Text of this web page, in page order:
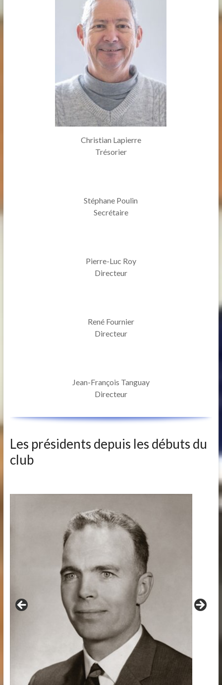
Christian Lapierre
Trésorier
Stéphane Poulin
Secrétaire
Pierre-Luc Roy
Directeur
René Fournier
Directeur
Jean-François Tanguay
Directeur
Les présidents depuis les débuts du
club